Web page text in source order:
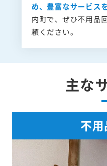
め、豊富なサービス
内町で、ぜひ不用品
頼ください。
主な
不